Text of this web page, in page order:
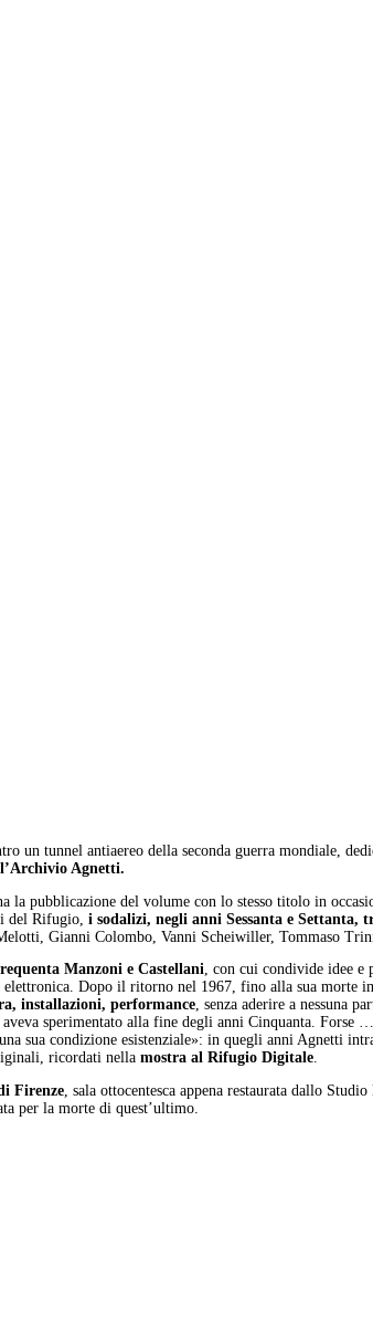
un tunnel antiaereo della seconda guerra mondiale,
Agnetti.
la pubblicazione del volume con lo stesso titolo in
del Rifugio, i sodalizi, negli anni Sessanta e Settanta,
Gianni Colombo, Vanni Scheiwiller, Tommaso
Manzoni e Castellani, con cui condivide idee e
Dopo il ritorno nel 1967, fino alla sua morte
installazioni, performance, senza aderire a nessuna
sperimentato alla fine degli anni Cinquanta. Forse
sua condizione esistenziale»: in quegli anni Agnetti
ricordati nella mostra al Rifugio Digitale.
Firenze, sala ottocentesca appena restaurata dallo
per la morte di quest’ultimo.